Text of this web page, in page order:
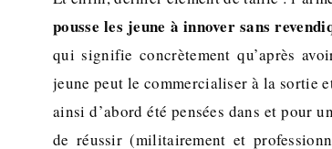
pousse les jeune à innover sans
qui signifie concrètement qu’après
jeune peut le commercialiser à la sortie
ainsi d’abord été pensées dans et pour
de réussir (militairement et